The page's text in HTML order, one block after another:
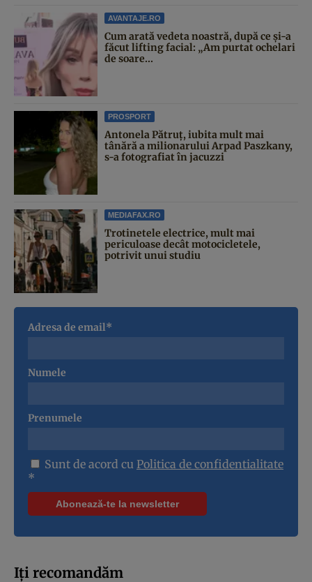
AVANTAJE.RO
Cum arată vedeta noastră, după ce și-a
făcut lifting facial: „Am purtat ochelari
de soare...
PROSPORT
Antonela Pătruț, iubita mult mai
tânără a milionarului Arpad Paszkany,
s-a fotografiat în jacuzzi
MEDIAFAX.RO
Trotinetele electrice, mult mai
periculoase decât motocicletele,
potrivit unui studiu
Adresa de email*
Numele
Prenumele
Sunt de acord cu Politica de confidentialitate
*
Iți recomandăm